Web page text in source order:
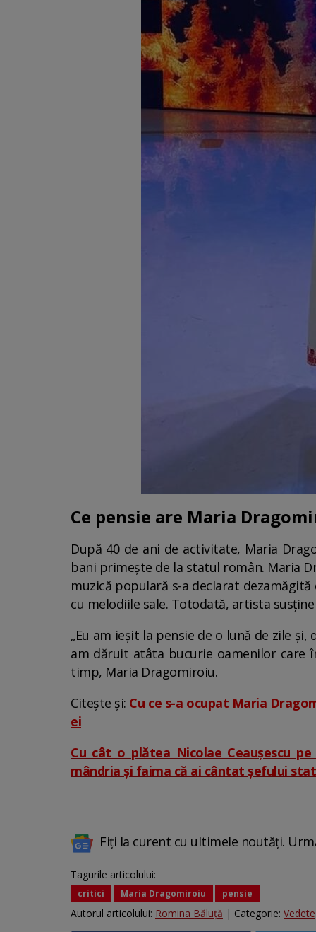
Ce pensie are Maria
După 40 de ani de activitate, Maria
bani primește de la statul român. Maria
muzică populară s-a declarat
cu melodiile sale. Totodată, artista
„Eu am ieşit la pensie de o lună de zile şi,
am dăruit atâta bucurie oamenilor care
timp, Maria Dragomiroiu.
Citește și: Cu ce s-a ocupat Maria
ei
Cu cât o plătea Nicolae Ceaușescu
mândria și faima că ai cântat șefului
Fiți la curent cu ultimele noutăți.
Tagurile articolului:
critici Maria Dragomiroiu pensie
Autorul articolului: Romina Băluță | Categorie: Vedete